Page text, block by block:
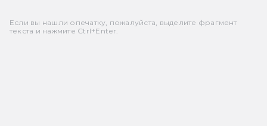
Если вы нашли опечатку, пожалуйста, выделите фрагмент
текста и нажмите Ctrl+Enter.